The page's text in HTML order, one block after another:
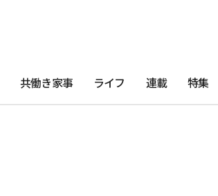
共働き家事 ライフ 連載 特集